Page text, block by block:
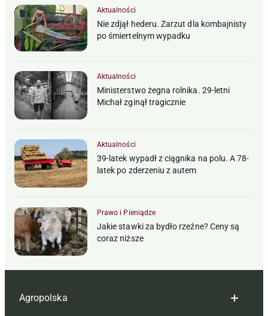
Aktualności
Nie zdjął hederu. Zarzut dla kombajnisty
po śmiertelnym wypadku
Aktualności
Ministerstwo żegna rolnika. 29-letni
Michał zginął tragicznie
Aktualności
39-latek wypadł z ciągnika na polu. A 78-
latek po zderzeniu z autem
Prawo i Pieniądze
Jakie stawki za bydło rzeźne? Ceny są
coraz niższe
Agropolska